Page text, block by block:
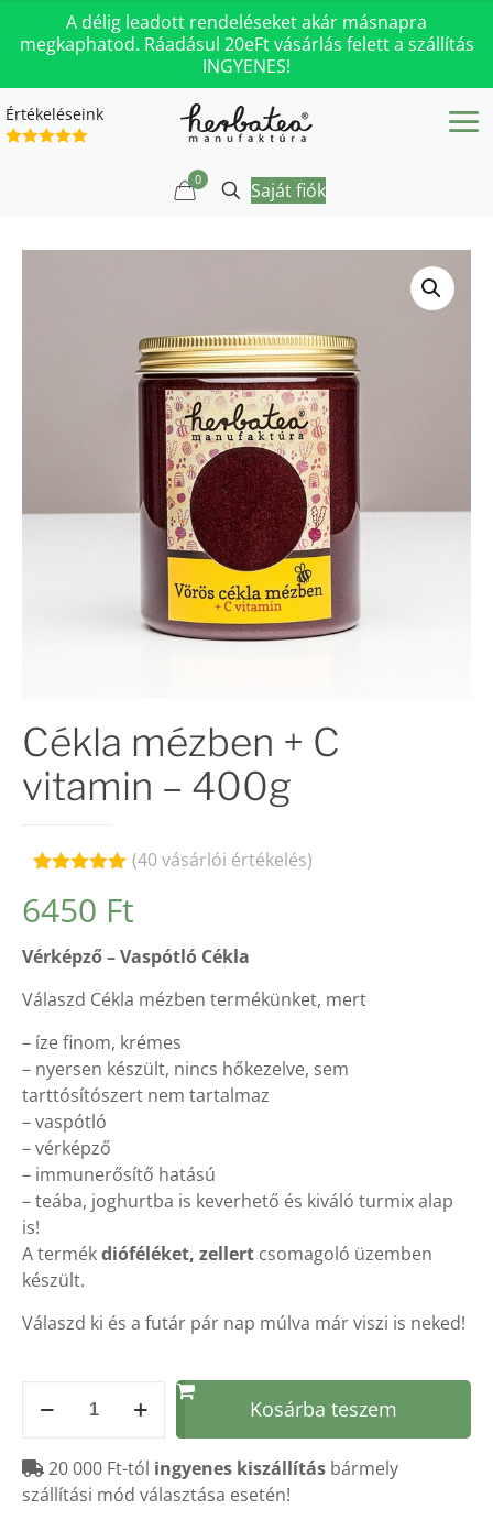
A délig leadott rendeléseket akár másnapra
megkaphatod. Ráadásul 20eFt vásárlás felett a szállítás
INGYENES!
Értékeléseink
0 Saját fiók
Cékla mézben + C
vitamin – 400g
4.98az 5-
ből,
alapján
(40vásárlói értékelés)
6450 Ft
Vérképző – Vaspótló Cékla
Válaszd Cékla mézben termékünket, mert
– íze finom, krémes
– nyersen készült, nincs hőkezelve, sem
tarttósítószert nem tartalmaz
– vaspótló
– vérképző
– immunerősítő hatású
– teába, joghurtba is keverhető és kiváló turmix alap
is!
A termékdióféléket, zellert csomagoló üzemben
készült.
Válaszd ki és a futár pár nap múlva már viszi is neked!
mézben
C
vitamin
Kosárba teszem
20 000 Ft-tól ingyenes kiszállítás bármely
szállítási mód választása esetén!